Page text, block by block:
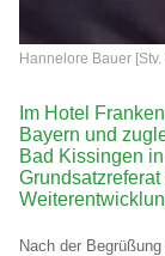
Hannelore Bauer
Im Hotel
Bayern und
Bad Kissingen
Nach der